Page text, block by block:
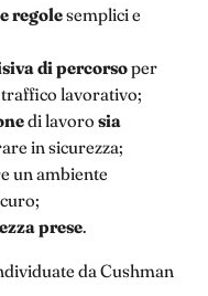
regolesemplici e
di percorsoper
lavorativo;
di lavoro sia
in sicurezza;
un ambiente
prese.
da Cushman